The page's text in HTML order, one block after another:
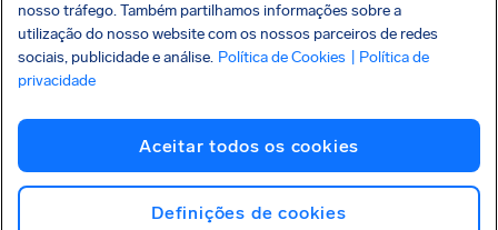
BAIXE GRÁTIS NOSSO APP
Política de Privacidade
Imprint
Ataque à cadeia de suprimentos Shai-Hulud
Copyright © 2026 AirHelp
nosso tráfego. Também partilhamos informações sobre a
utilização do nosso website com os nossos parceiros de redes
sociais, publicidade e análise. Política de Cookies
| Política de
privacidade
Aceitar todos os cookies
Definições de cookies